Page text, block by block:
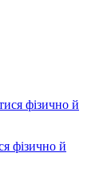
фізично й